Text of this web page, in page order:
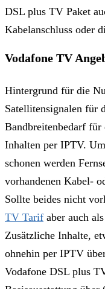
DSL plus TV Paket
Kabelanschluss oder
Vodafone TV
Hintergrund für die
Satellitensignalen für
Bandbreitenbedarf
Inhalten per IPTV.
schonen werden
vorhandenen Kabel-
Sollte beides nicht
TV Tarif aber auch
Zusätzliche Inhalte,
ohnehin per IPTV
Vodafone DSL plus